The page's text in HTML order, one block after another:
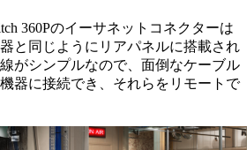
360Pのイーサネットコネクターは
と同じようにリアパネルに搭載され
がシンプルなので、面倒なケーブル
器に接続でき、それらをリモートで